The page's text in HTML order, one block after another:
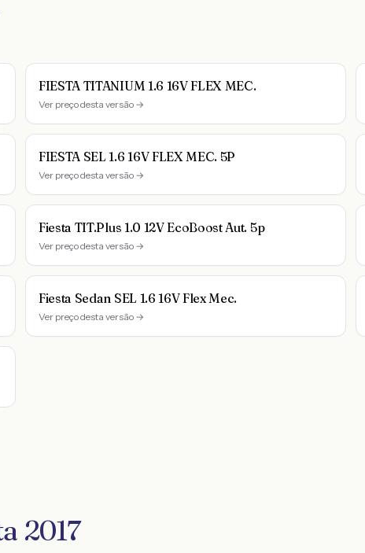
FIESTA TITANIUM 1.6 16V FLEX MEC.
Ver preço desta versão →
FIESTA SEL 1.6 16V FLEX MEC. 5P
Ver preço desta versão →
Fiesta TIT.Plus 1.0 12V EcoBoost Aut. 5p
Ver preço desta versão →
Fiesta Sedan SEL 1.6 16V Flex Mec.
Ver preço desta versão →
2017